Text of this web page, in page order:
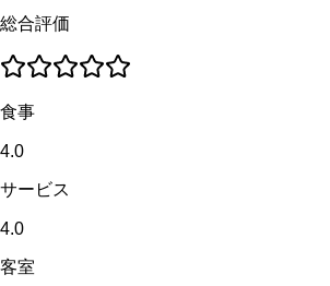
総合評価
食事
4.0
サービス
4.0
客室